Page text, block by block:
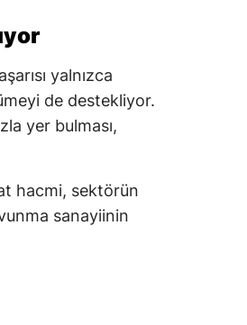
yalnızca
de destekliyor.
yer bulması,
hacmi, sektörün
sanayiinin